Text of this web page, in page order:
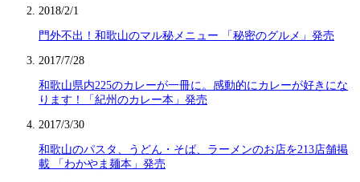
2018/2/1
門外不出！和歌山のマル秘メニュー 「秘密のグルメ」発売
2017/7/28
和歌山県内225のカレーが一冊に。感動的にカレーが好きにな
ります！「紀州のカレー本」発売
2017/3/30
和歌山のパスタ、うどん・そば、ラーメンのお店を213店舗掲
載 「わかやま麺本」発売